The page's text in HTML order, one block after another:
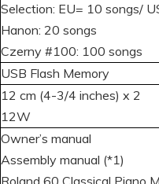
Selection: EU= 10 songs/
Hanon: 20 songs
Czerny #100: 100 songs
USB Flash Memory
12 cm (4-3/4 inches) x 2
12W
Owner’s manual
Assembly manual (*1)